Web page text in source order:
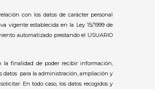
con los datos de carácter personal
vigente establecida en la Ley 15/1999 de
automatizado prestando el USUARIO
la finalidad de poder recibir información,
datos para la administración, ampliación y
En todo caso, los datos recogidos y